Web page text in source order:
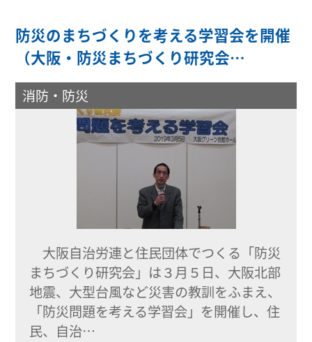
防災のまちづくりを考える学習会を開催
（大阪・防災まちづくり研究会…
消防・防災
大阪自治労連と住民団体でつくる「防災
まちづくり研究会」は３月５日、大阪北部
地震、大型台風など災害の教訓をふまえ、
「防災問題を考える学習会」を開催し、住
民、自治…